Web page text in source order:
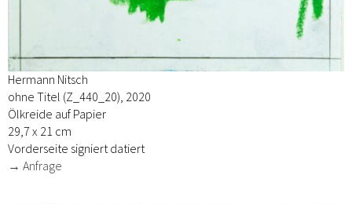
Hermann Nitsch
ohne Titel (Z_440_20), 2020
Ölkreide auf Papier
29,7 x 21 cm
Vorderseite signiert datiert
→ Anfrage